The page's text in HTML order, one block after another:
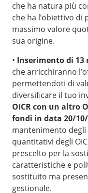
che ha natura più
che ha l’obiettivo di
massimo valore
sua origine.
• Inserimento di 13
che arricchiranno
permettendoti di
diversificare il tuo
OICR con un altro
fondi in data 20/
mantenimento
quantitativi degli
prescelto per la
caratteristiche e
sostituito ma
gestionale.